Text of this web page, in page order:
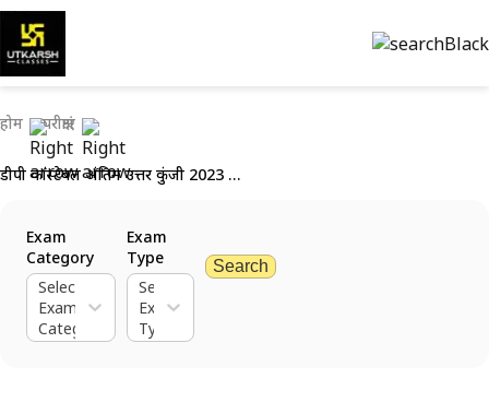
होम परीक्षाएं
डीपी कांस्टेबल अंतिम उत्तर कुंजी 2023 जारी - यहां डाउनलोड करें
Exam
Category
Select
Exam
Category
Exam
Type
Select
Exam
Type
Search